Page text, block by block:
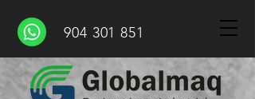
904 301 851